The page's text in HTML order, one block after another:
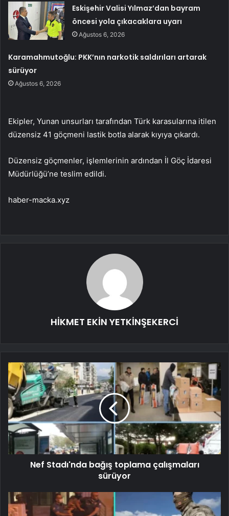
Eskişehir Valisi Yılmaz’dan bayram
öncesi yola çıkacaklara uyarı
Ağustos 6, 2026
Karamahmutoğlu: PKK’nın narkotik saldırıları artarak
sürüyor
Ağustos 6, 2026
Ekipler, Yunan unsurları tarafından Türk karasularına itilen
düzensiz 41 göçmeni lastik botla alarak kıyıya çıkardı.
Düzensiz göçmenler, işlemlerinin ardından İl Göç İdaresi
Müdürlüğü’ne teslim edildi.
haber-macka.xyz
HİKMET EKİN YETKİNŞEKERCİ
Nef Stadı'nda bağış toplama çalışmaları
sürüyor